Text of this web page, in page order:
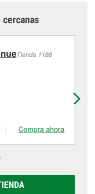
Tienda 1188
| Compra ahora